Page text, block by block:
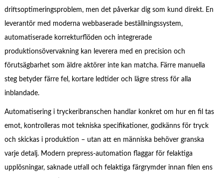
driftsoptimeringsproblem, men det påverkar dig som kund direkt. En
leverantör med moderna webbaserade beställningssystem,
automatiserade korrekturflöden och integrerade
produktionsövervakning kan leverera med en precision och
förutsägbarhet som äldre aktörer inte kan matcha. Färre manuella
steg betyder färre fel, kortare ledtider och lägre stress för alla
inblandade.
Automatisering i tryckeribranschen handlar konkret om hur en fil tas
emot, kontrolleras mot tekniska specifikationer, godkänns för tryck
och skickas i produktion – utan att en människa behöver granska
varje detalj. Modern prepress-automation flaggar för felaktiga
upplösningar, saknade utfall och felaktiga färgrymder innan filen ens